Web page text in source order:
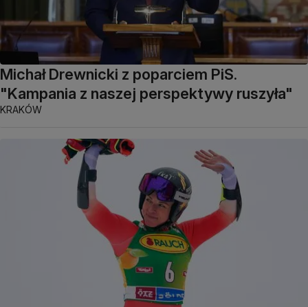
Michał Drewnicki z poparciem PiS.
"Kampania z naszej perspektywy ruszyła"
KRAKÓW